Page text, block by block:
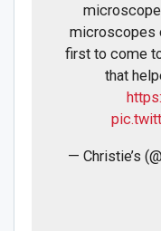
microscope
microscopes
first to come
that
— Christie’s